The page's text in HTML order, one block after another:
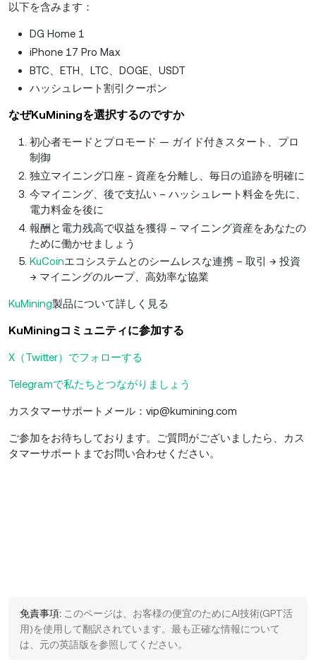
以下を含みます：
DG Home 1
iPhone 17 Pro Max
BTC、ETH、LTC、DOGE、USDT
ハッシュレート割引クーポン
なぜKuMiningを選択するのですか
初心者モードとプロモード — ガイド付きスタート、プロ
制御
独立マイニング口座 - 資産を分離し、毎日の追跡を明確に
今マイニング、後で支払い – ハッシュレート料金を先に、
電力料金を後に
報酬と電力残高で収益を獲得 – マイニング資産をあなたの
ために働かせましょう
KuCoinエコシステムとのシームレスな連携 – 取引 → 投資
→ マイニングのループ、高効率な協業
KuMining製品について詳しく見る
KuMiningコミュニティに参加する
X（Twitter）でフォローする
Telegramで私たちとつながりましょう
カスタマーサポートメール：vip@kumining.com
ご参加をお待ちしております。ご質問がございましたら、カス
タマーサポートまでお問い合わせください。
免責事項: このページは、お客様の便宜のためにAI技術(GPT活
用)を使用して翻訳されています。最も正確な情報について
は、元の英語版を参照してください。